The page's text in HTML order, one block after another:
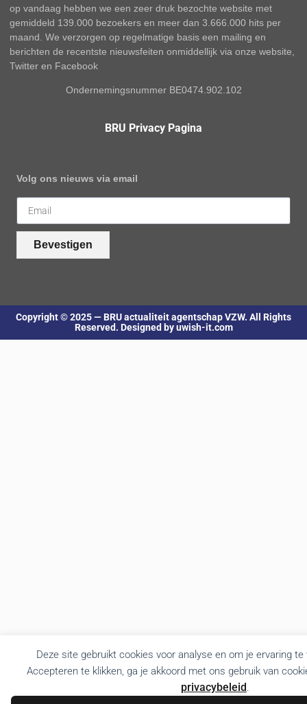
Deze site gebruikt cookies voor analyse en om je ervaring
Accepteren te klikken, ga je akkoord met ons gebruik van
privacybeleid.
op vandaag hebben we een zeer druk bezochte website met
gemiddeld 139.000 bezoekers en meer dan 3.666.000 hits per
maand. We verzorgen op regelmatige basis een mailing en
berichten de recentste nieuwsfeiten onmiddellijk via onze website,
Twitter en Facebook
Ondernemingsnummer BE0474.902.102
BRU Privacy Pagina
Volg ons nieuws via email
Bevestigen
Copyright © 2025 — BRU actualiteit agentschap VZW. All Rights
Reserved. Designed by uwish-it.com